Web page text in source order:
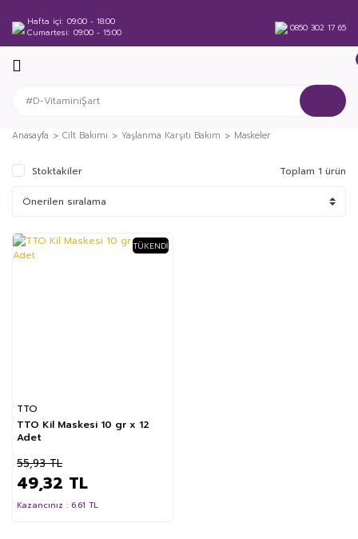
Hafta içi 09:00 - 18:00
Cumartesi 09:00 - 15:00 0850 302 17 65
Anasayfa Cilt Bakımı Yaşlanma Karşıtı Bakım Maskeler
Stoktakiler Toplam 1 ürün
%12 TÜKENDI
TTO
TTO Kil Maskesi 10 gr x 12
Adet
49,32 TL
55,93 TL
Kazancınız : 6.61 TL